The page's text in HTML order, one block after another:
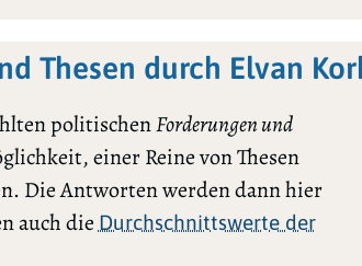
Thesen durch Elvan
politischenForderungen und
einer Reine von Thesen
Die Antworten werden dann hier
auch dieDurchschnittswerte der